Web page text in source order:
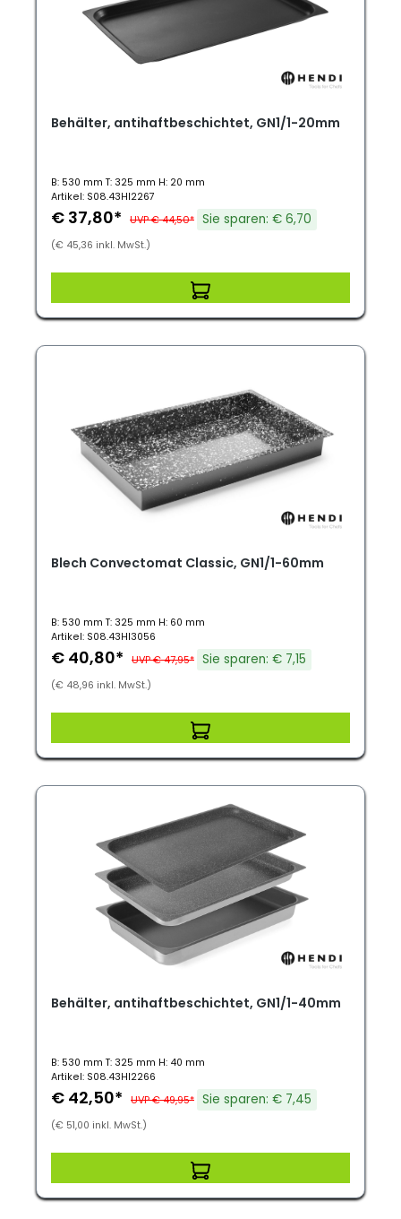
Behälter, antihaftbeschichtet, GN1/1-20mm
B: 530 mm T: 325 mm H: 20 mm
Artikel: S08.43HI2267
€ 37,80* UVP € 44,50* Sie sparen: € 6,70
(€ 45,36 inkl. MwSt.)
Blech Convectomat Classic, GN1/1-60mm
B: 530 mm T: 325 mm H: 60 mm
Artikel: S08.43HI3056
€ 40,80* UVP € 47,95* Sie sparen: € 7,15
(€ 48,96 inkl. MwSt.)
Behälter, antihaftbeschichtet, GN1/1-40mm
B: 530 mm T: 325 mm H: 40 mm
Artikel: S08.43HI2266
€ 42,50* UVP € 49,95* Sie sparen: € 7,45
(€ 51,00 inkl. MwSt.)